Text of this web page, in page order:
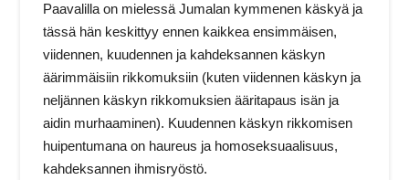
Paavalilla on mielessä Jumalan kymmenen käskyä ja
tässä hän keskittyy ennen kaikkea ensimmäisen,
viidennen, kuudennen ja kahdeksannen käskyn
äärimmäisiin rikkomuksiin (kuten viidennen käskyn ja
neljännen käskyn rikkomuksien ääritapaus isän ja
aidin murhaaminen). Kuudennen käskyn rikkomisen
huipentumana on haureus ja homoseksuaalisuus,
kahdeksannen ihmisryöstö.